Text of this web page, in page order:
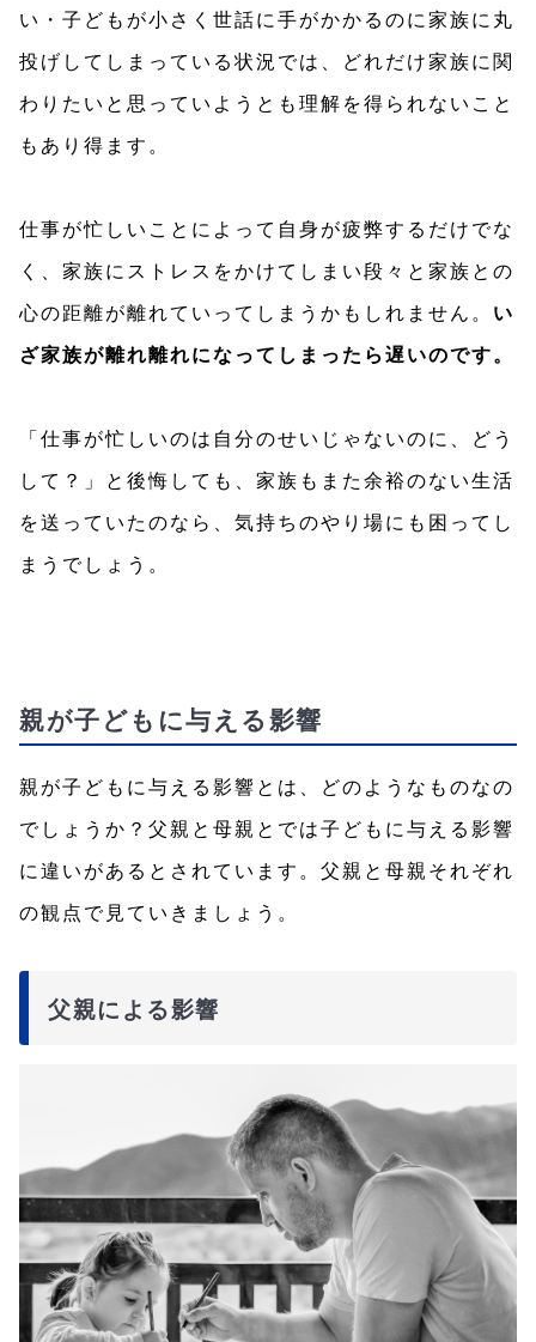
い・子どもが小さく世話に手がかかるのに家族に丸
投げしてしまっている状況では、どれだけ家族に関
わりたいと思っていようとも理解を得られないこと
もあり得ます。
仕事が忙しいことによって自身が疲弊するだけでな
く、家族にストレスをかけてしまい段々と家族との
心の距離が離れていってしまうかもしれません。 い
ざ家族が離れ離れになってしまったら遅いのです。
「仕事が忙しいのは自分のせいじゃないのに、どう
して？」と後悔しても、家族もまた余裕のない生活
を送っていたのなら、気持ちのやり場にも困ってし
まうでしょう。
親が子どもに与える影響
親が子どもに与える影響とは、どのようなものなの
でしょうか？父親と母親とでは子どもに与える影響
に違いがあるとされています。父親と母親それぞれ
の観点で見ていきましょう。
父親による影響